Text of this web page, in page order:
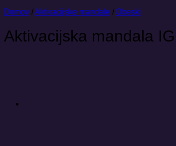
Domov /Aktivacijske mandale / Obeski
Aktivacijska mandala